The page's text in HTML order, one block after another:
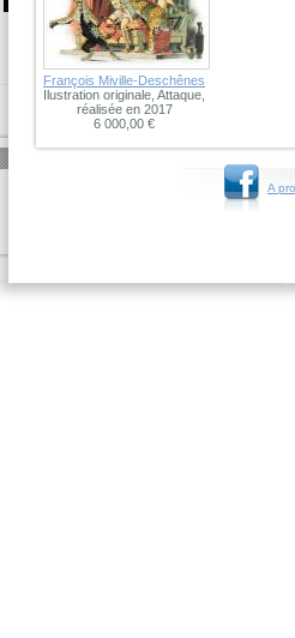
François Miville-Deschênes
Ilustration originale, Attaque,
réalisée en 2017
6 000,00 €
A